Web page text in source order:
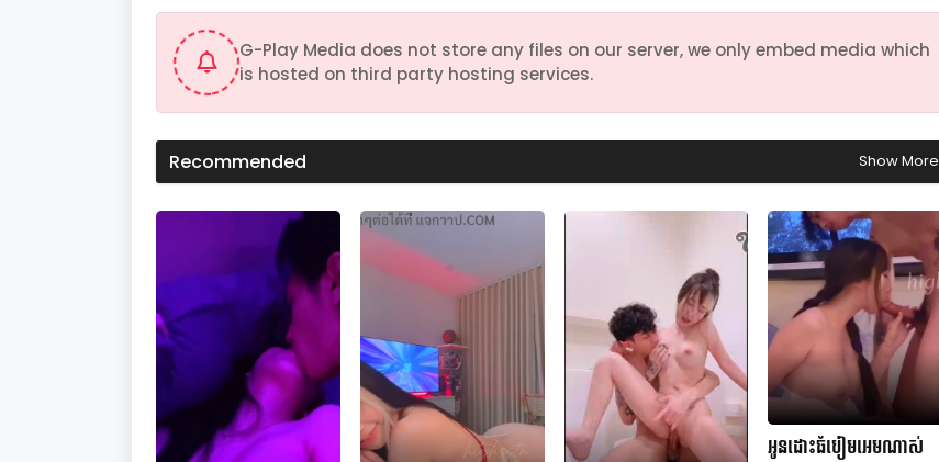
8
c
s
V
u
0
G-Play Media does not store any files on our server, we only embed media which
is hosted on third party hosting services.
Recommended Show More
អូនដោះធំបៀមអេមណាស់